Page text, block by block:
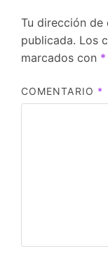
Tu dirección de
publicada. Los
marcados con *
COMENTARIO *